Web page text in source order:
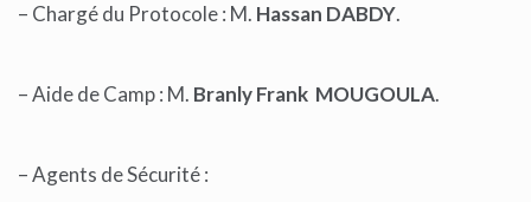
– Chargé du Protocole : M. Hassan DABDY.
– Aide de Camp : M. Branly Frank MOUGOULA.
– Agents de Sécurité :